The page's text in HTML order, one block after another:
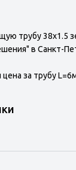
трубу 38х1.5
в Санкт-
цена за трубу